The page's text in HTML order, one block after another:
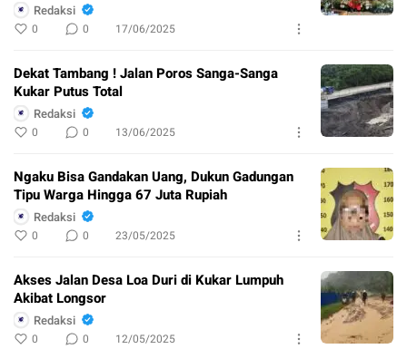
Redaksi
0 0 17/06/2025
Dekat Tambang ! Jalan Poros Sanga-Sanga
Kukar Putus Total
Redaksi
0 0 13/06/2025
Ngaku Bisa Gandakan Uang, Dukun Gadungan
Tipu Warga Hingga 67 Juta Rupiah
Redaksi
0 0 23/05/2025
Akses Jalan Desa Loa Duri di Kukar Lumpuh
Akibat Longsor
Redaksi
0 0 12/05/2025